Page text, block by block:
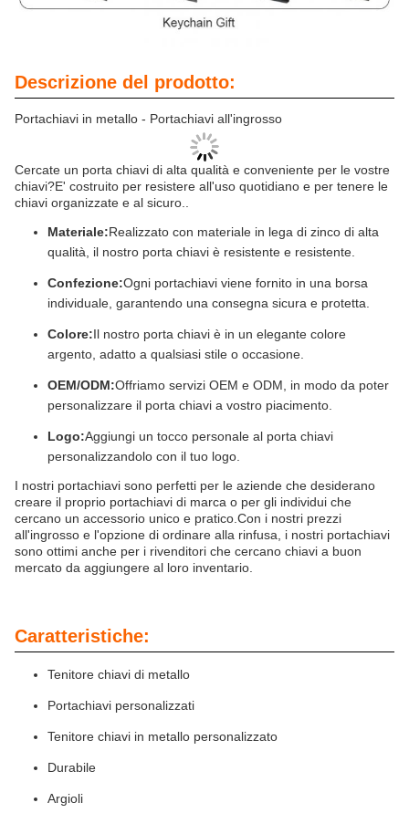
Descrizione del prodotto:
Portachiavi in metallo - Portachiavi all'ingrosso
Cercate un porta chiavi di alta qualità e conveniente per le vostre
chiavi?E' costruito per resistere all'uso quotidiano e per tenere le
chiavi organizzate e al sicuro..
Materiale:Realizzato con materiale in lega di zinco di alta
qualità, il nostro porta chiavi è resistente e resistente.
Confezione:Ogni portachiavi viene fornito in una borsa
individuale, garantendo una consegna sicura e protetta.
Colore:Il nostro porta chiavi è in un elegante colore
argento, adatto a qualsiasi stile o occasione.
OEM/ODM:Offriamo servizi OEM e ODM, in modo da poter
personalizzare il porta chiavi a vostro piacimento.
Logo:Aggiungi un tocco personale al porta chiavi
personalizzandolo con il tuo logo.
I nostri portachiavi sono perfetti per le aziende che desiderano
creare il proprio portachiavi di marca o per gli individui che
cercano un accessorio unico e pratico.Con i nostri prezzi
all'ingrosso e l'opzione di ordinare alla rinfusa, i nostri portachiavi
sono ottimi anche per i rivenditori che cercano chiavi a buon
mercato da aggiungere al loro inventario.
Caratteristiche:
Tenitore chiavi di metallo
Portachiavi personalizzati
Tenitore chiavi in metallo personalizzato
Durabile
Argioli